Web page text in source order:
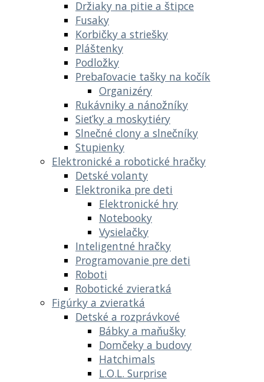
Držiaky na pitie a štipce
Fusaky
Korbičky a striešky
Pláštenky
Podložky
Prebaľovacie tašky na kočík
Organizéry
Rukávniky a nánožníky
Sieťky a moskytiéry
Slnečné clony a slnečníky
Stupienky
Elektronické a robotické hračky
Detské volanty
Elektronika pre deti
Elektronické hry
Notebooky
Vysielačky
Inteligentné hračky
Programovanie pre deti
Roboti
Robotické zvieratká
Figúrky a zvieratká
Detské a rozprávkové
Bábky a maňušky
Domčeky a budovy
Hatchimals
L.O.L. Surprise